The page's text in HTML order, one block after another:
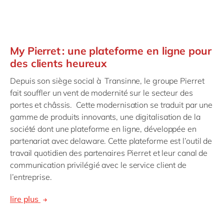
My Pierret : une plateforme en ligne pour
des clients heureux
Depuis son siège social à Transinne, le groupe Pierret
fait souffler un vent de modernité sur le secteur des
portes et châssis. Cette modernisation se traduit par une
gamme de produits innovants, une digitalisation de la
société dont une plateforme en ligne, développée en
partenariat avec delaware. Cette plateforme est l’outil de
travail quotidien des partenaires Pierret et leur canal de
communication privilégié avec le service client de
l’entreprise.
lire plus